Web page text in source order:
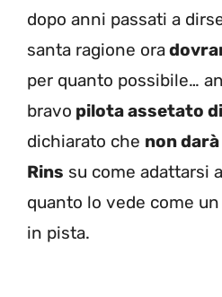
dopo anni passati a
santa ragione ora
per quanto possibile…
bravo pilota assetato
dichiarato che non
Rins su come adattarsi
quanto lo vede come un
in pista.